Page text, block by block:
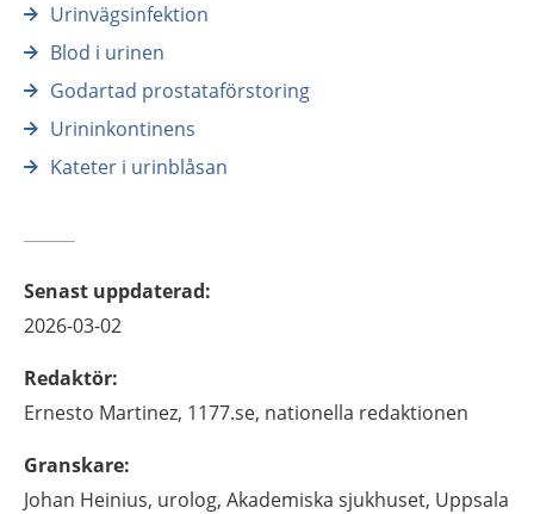
Urinvägsinfektion
Blod i urinen
Godartad prostataförstoring
Urininkontinens
Kateter i urinblåsan
Senast uppdaterad:
2026-03-02
Redaktör:
Ernesto Martinez, 1177.se, nationella redaktionen
Granskare:
Johan Heinius, urolog, Akademiska sjukhuset, Uppsala